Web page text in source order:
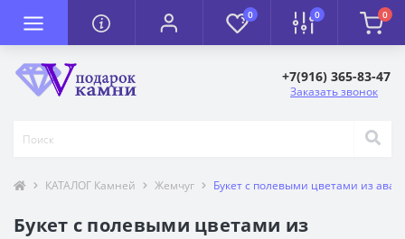
0 0 0
+7(916) 365-83-47
Заказать звонок
КАТАЛОГ Камней Жемчуг Букет с полевыми цветами из
Букет с полевыми цветами из